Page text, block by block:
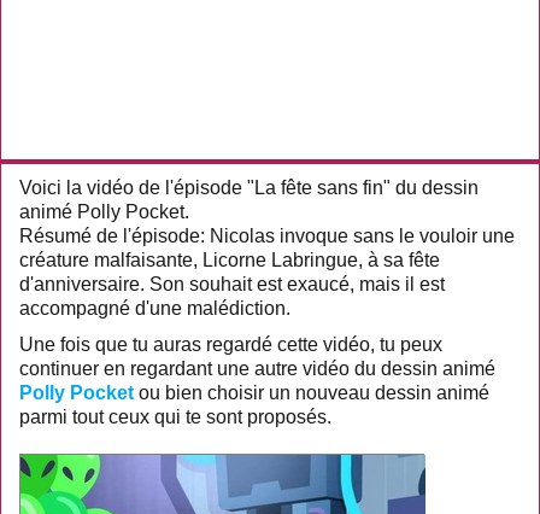
Voici la vidéo de l'épisode "La fête sans fin" du dessin
animé Polly Pocket.
Résumé de l'épisode: Nicolas invoque sans le vouloir une
créature malfaisante, Licorne Labringue, à sa fête
d'anniversaire. Son souhait est exaucé, mais il est
accompagné d'une malédiction.
Une fois que tu auras regardé cette vidéo, tu peux
continuer en regardant une autre vidéo du dessin animé
Polly Pocket ou bien choisir un nouveau dessin animé
parmi tout ceux qui te sont proposés.